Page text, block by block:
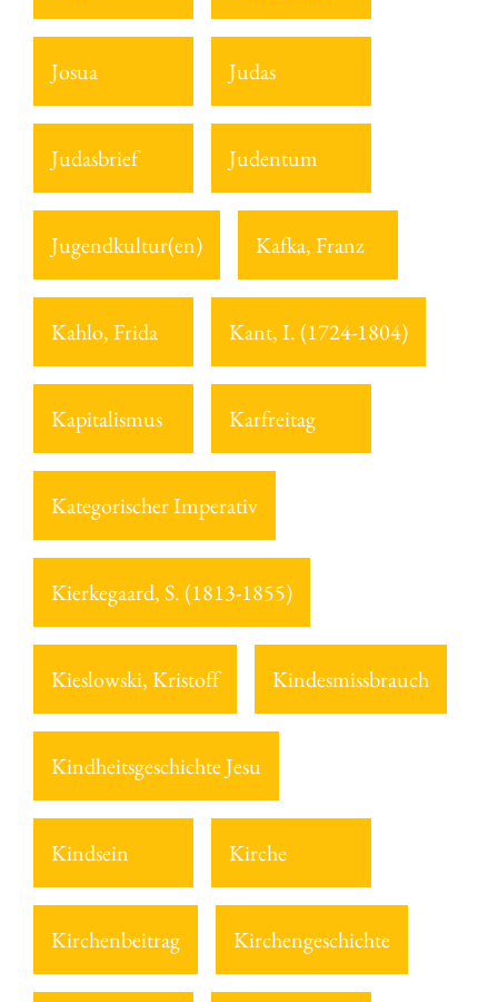
Josua Judas
Judasbrief Judentum
Jugendkultur(en) Kafka, Franz
Kahlo, Frida Kant, I. (1724-1804)
Kapitalismus Karfreitag
Kategorischer Imperativ
Kierkegaard, S. (1813-1855)
Kieslowski, Kristoff Kindesmissbrauch
Kindheitsgeschichte Jesu
Kindsein Kirche
Kirchenbeitrag Kirchengeschichte